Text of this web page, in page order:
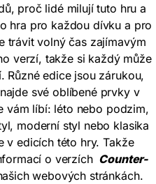
proč lidé milují tuto hru a
hra pro každou dívku a pro
trávit volný čas zajímavým
verzí, takže si každý může
Různé edice jsou zárukou,
své oblíbené prvky v
vám líbí: léto nebo podzim,
moderní styl nebo klasika
v edicích této hry. Takže
o verzích Counter-
webových stránkách.